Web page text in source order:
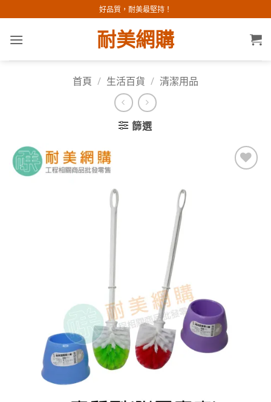
to
content
好品質，耐美最堅持！
耐美網購
首頁 / 生活百貨 / 清潔用品
篩選